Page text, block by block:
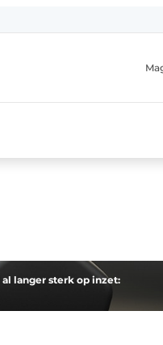
langer sterk op inzet: